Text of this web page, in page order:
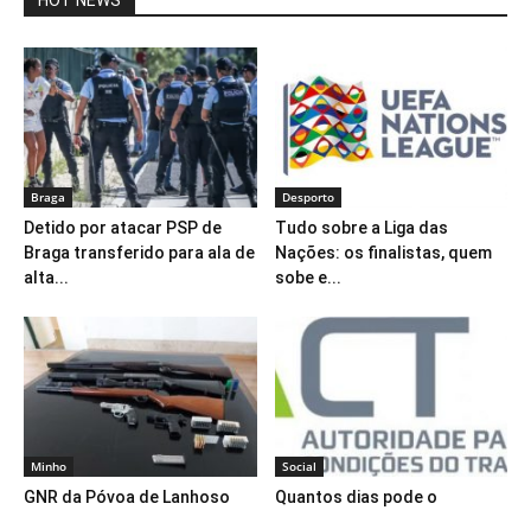
Braga
Detido por atacar PSP de
Braga transferido para ala de
alta...
Desporto
Tudo sobre a Liga das
Nações: os finalistas, quem
sobe e...
Minho
GNR da Póvoa de Lanhoso
Social
Quantos dias pode o